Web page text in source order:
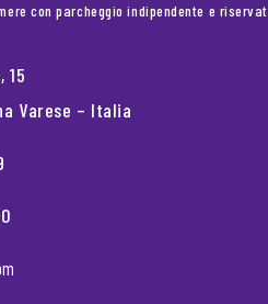
con parcheggio indipendente e
15
Varese – Italia